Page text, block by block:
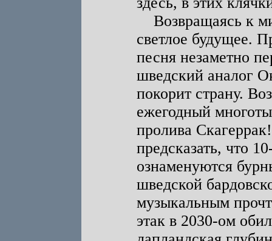
Возвращаясь к
светлое будущее.
песня незаметно
шведский аналог
покорит страну.
ежегодный
пролива
предсказать, что
ознаменуются
шведской
музыкальным
этак в 2030-ом